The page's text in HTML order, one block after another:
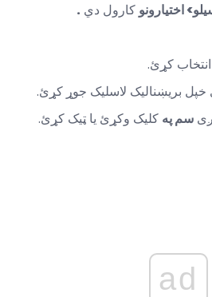
اختیارونو کارول دي .
انتخاب کړئ.
خپل بریښناليک لاسلیک جوړ کړئ.
سم په کلیک وکړئ یا ټیک کړئ.
ad